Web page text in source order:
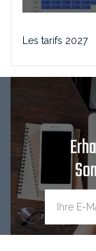
Les tarifs 2027